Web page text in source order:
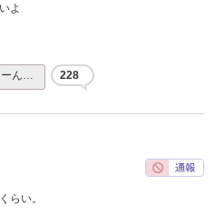
よ
ーん… 228
らい。